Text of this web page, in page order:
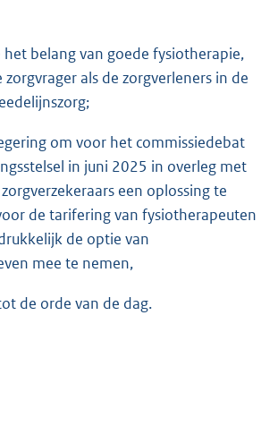
belang van goede fysiotherapie,
als de zorgverleners in de
om voor het commissiedebat
in juni 2025 in overleg met
een oplossing te
de tarifering van fysiotherapeuten
de optie van
mee te nemen,
de orde van de dag.